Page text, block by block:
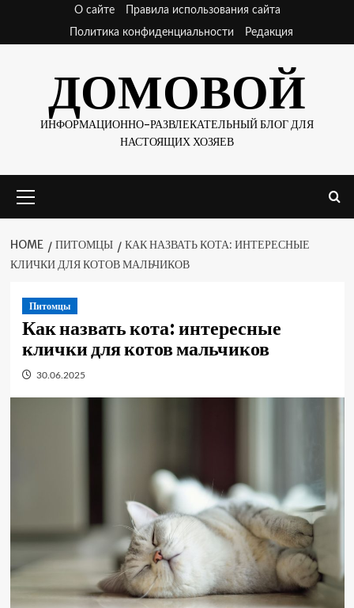
content
О сайте
Правила использования сайта
Политика конфиденциальности
Редакция
ДОМОВОЙ
ИНФОРМАЦИОННО-РАЗВЛЕКАТЕЛЬНЫЙ БЛОГ ДЛЯ
НАСТОЯЩИХ ХОЗЯЕВ
Menu
HOME ПИТОМЦЫ
КАК НАЗВАТЬ КОТА: ИНТЕРЕСНЫЕ
КЛИЧКИ ДЛЯ КОТОВ МАЛЬЧИКОВ
Питомцы
Как назвать кота: интересные
клички для котов мальчиков
30.06.2025